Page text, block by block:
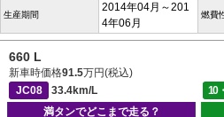
生産期間
2014年04月～201
4年06月
燃費
660 L
新車時価格91.5万円(税込)
JC08
33.4km/L 10
満タンでどこまで走る？